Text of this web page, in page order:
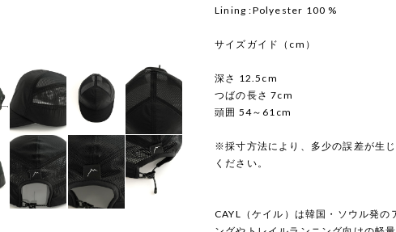
Lining :Polyester 100 %
サイズガイド（cm）
深さ 12.5cm
つばの長さ 7cm
頭囲 54～61cm
※採寸方法により、多少の誤差が生
ください。
CAYL（ケイル）は韓国・ソウル発の